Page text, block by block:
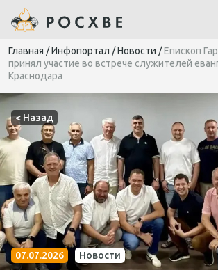
Главная /Инфопортал /Новости /Епископ
принял участие во встрече служителей
Краснодара
< Назад
07.07.2026
Новости